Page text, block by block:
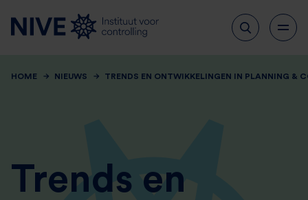
HOME NIEUWS TRENDS EN ONTWIKKELINGEN IN PLANNING &
Trends en